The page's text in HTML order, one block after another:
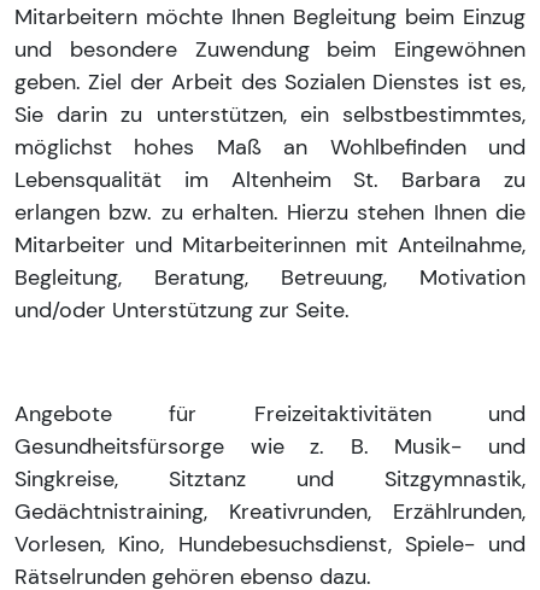
Mitarbeitern möchte Ihnen Begleitung beim Einzug
und besondere Zuwendung beim Eingewöhnen
geben. Ziel der Arbeit des Sozialen Dienstes ist es,
Sie darin zu unterstützen, ein selbstbestimmtes,
möglichst hohes Maß an Wohlbefinden und
Lebensqualität im Altenheim St. Barbara zu
erlangen bzw. zu erhalten. Hierzu stehen Ihnen die
Mitarbeiter und Mitarbeiterinnen mit Anteilnahme,
Begleitung, Beratung, Betreuung, Motivation
und/oder Unterstützung zur Seite.
Angebote für Freizeitaktivitäten und
Gesundheitsfürsorge wie z. B. Musik- und
Singkreise, Sitztanz und Sitzgymnastik,
Gedächtnistraining, Kreativrunden, Erzählrunden,
Vorlesen, Kino, Hundebesuchsdienst, Spiele- und
Rätselrunden gehören ebenso dazu.